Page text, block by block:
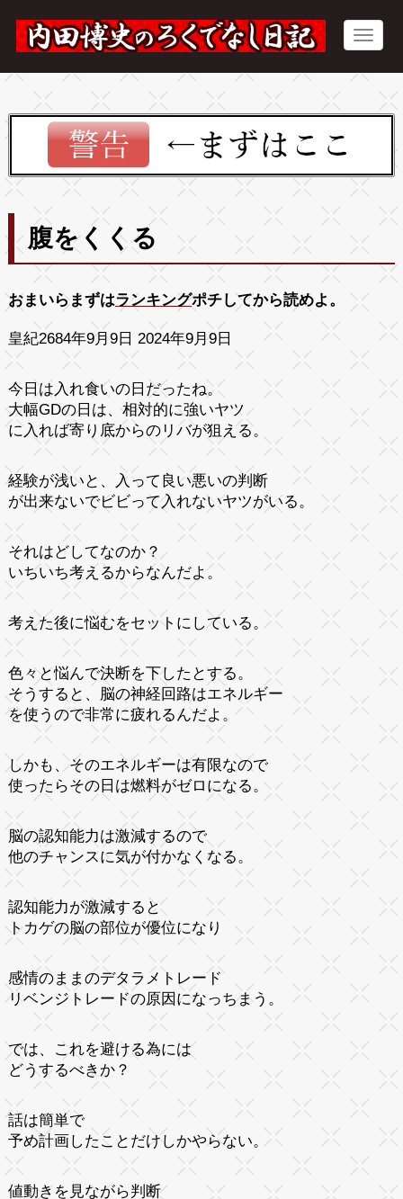
腹をくくる
おまいらまずはランキングポチしてから読めよ。
皇紀2684年9月9日 2024年9月9日
今日は入れ食いの日だったね。
大幅GDの日は、相対的に強いヤツ
に入れば寄り底からのリバが狙える。
経験が浅いと、入って良い悪いの判断
が出来ないでビビって入れないヤツがいる。
それはどしてなのか？
いちいち考えるからなんだよ。
考えた後に悩むをセットにしている。
色々と悩んで決断を下したとする。
そうすると、脳の神経回路はエネルギー
を使うので非常に疲れるんだよ。
しかも、そのエネルギーは有限なので
使ったらその日は燃料がゼロになる。
脳の認知能力は激減するので
他のチャンスに気が付かなくなる。
認知能力が激減すると
トカゲの脳の部位が優位になり
感情のままのデタラメトレード
リベンジトレードの原因になっちまう。
では、これを避ける為には
どうするべきか？
話は簡単で
予め計画したことだけしかやらない。
値動きを見ながら判断